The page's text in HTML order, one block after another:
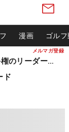
メルマガ登録
漫画 ゴル
松山英樹ら出場 ウィンダム選手権のリーダーボード
ド